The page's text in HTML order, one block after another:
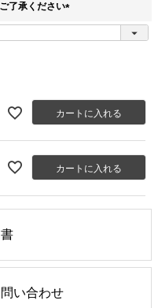
了承ください
(
必
カートに入れる
カートに入れる
い合わせ